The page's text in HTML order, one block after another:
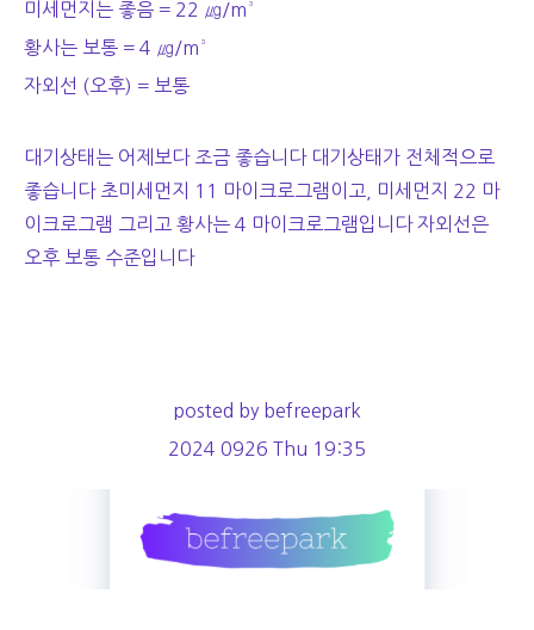
미세먼지는 좋음 = 22 ㎍/m³
황사는 보통 = 4 ㎍/m³
자외선 (오후) = 보통
대기상태는 어제보다 조금 좋습니다 대기상태가 전체적으로
좋습니다 초미세먼지 11 마이크로그램이고, 미세먼지 22 마
이크로그램 그리고 황사는 4 마이크로그램입니다 자외선은
오후 보통 수준입니다
posted by befreepark
2024 0926 Thu 19:35